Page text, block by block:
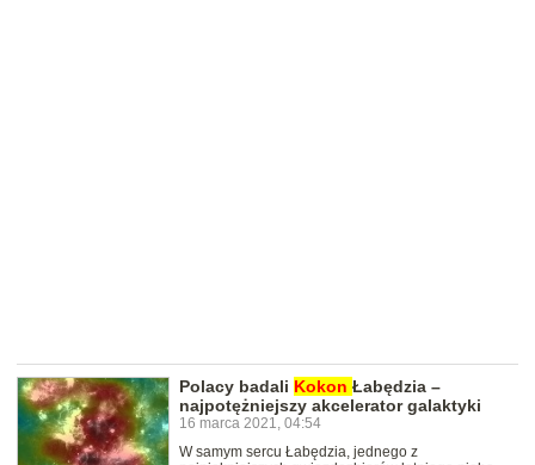
Polacy badali Kokon Łabędzia –
najpotężniejszy akcelerator galaktyki
16 marca 2021, 04:54
W samym sercu Łabędzia, jednego z